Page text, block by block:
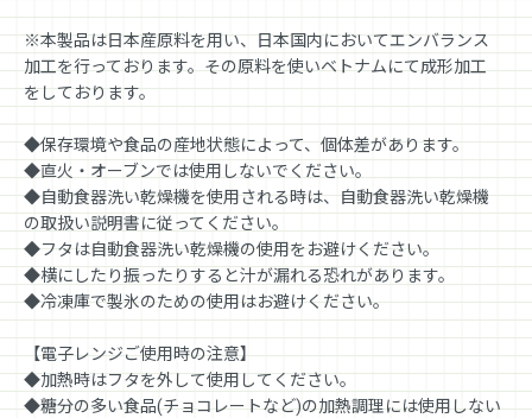
※本製品は日本産原料を用い、日本国内においてエンバランス
加工を行っております。その原料を使いベトナムにて成形加工
をしております。
◆保存環境や食品の産地状態によって、個体差があります。
◆直火・オーブンでは使用しないでください。
◆自動食器洗い乾燥機を使用される時は、自動食器洗い乾燥機
の取扱い説明書に従ってください。
◆フタは自動食器洗い乾燥機の使用をお避けください。
◆横にしたり振ったりすると汁が漏れる恐れがあります。
◆冷凍庫で製氷のための使用はお避けください。
【電子レンジご使用時の注意】
◆加熱時はフタを外して使用してください。
◆糖分の多い食品(チョコレートなど)の加熱調理には使用しない